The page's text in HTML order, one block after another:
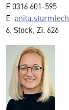
F 0316 601-595
E
6. Stock, Zi. 626